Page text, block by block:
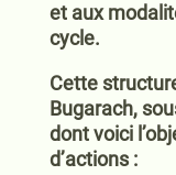
et aux
cycle.
Cette
Bugarach,
dont voici
d’actions :